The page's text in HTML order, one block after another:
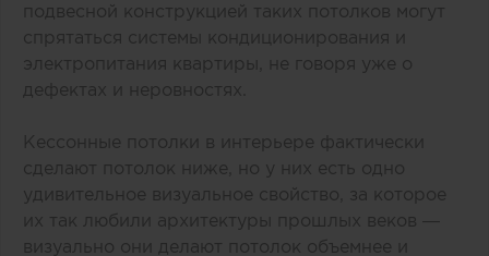
подвесной конструкцией таких потолков могут
спрятаться системы кондиционирования и
электропитания квартиры, не говоря уже о
дефектах и неровностях.
Кессонные потолки в интерьере фактически
сделают потолок ниже, но у них есть одно
удивительное визуальное свойство, за которое
их так любили архитектуры прошлых веков —
визуально они делают потолок объемнее и